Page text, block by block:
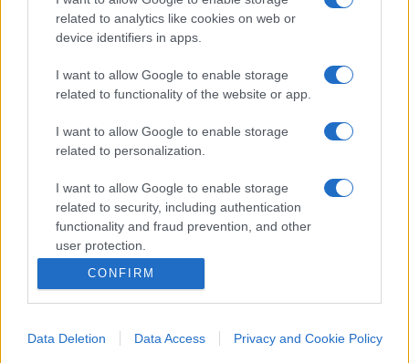
related to analytics like cookies on web or
device identifiers in apps.
I want to allow Google to enable storage
related to functionality of the website or app.
I want to allow Google to enable storage
related to personalization.
I want to allow Google to enable storage
related to security, including authentication
functionality and fraud prevention, and other
user protection.
CONFIRM
Data Deletion Data Access Privacy and Cookie Policy
CULTURA
Dobbiamo scusarci per la grandezza: questa è
l'Odissea di Nolan